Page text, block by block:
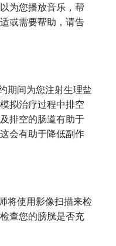
为您播放音乐，帮
或需要帮助，请告
期间为您注射生理盐
拟治疗过程中排空
排空的肠道有助于
会有助于降低副作
将使用影像扫描来检
查您的膀胱是否充